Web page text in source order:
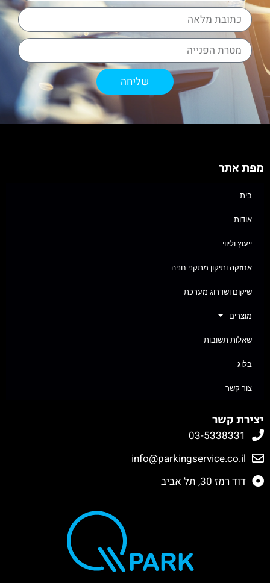
שליחה
מפת אתר
בית
אודות
ייעוץ וליווי
אחזקה ותיקון מתקני חניה
שיקום ושדרוג מערכת
מוצרים
שאלות תשובות
בלוג
צור קשר
יצירת קשר
03-5338331
info@parkingservice.co.il
דוד רמז 30, תל אביב